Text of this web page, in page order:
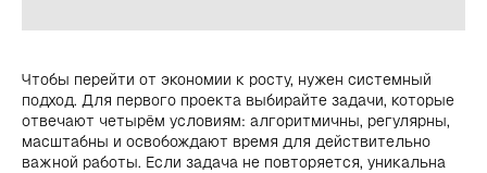
Чтобы перейти от экономии к росту, нужен системный
подход. Для первого проекта выбирайте задачи, которые
отвечают четырём условиям: алгоритмичны, регулярны,
масштабны и освобождают время для действительно
важной работы. Если задача не повторяется, уникальна